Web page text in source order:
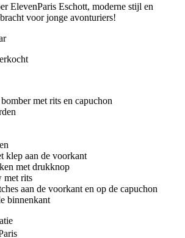
ElevenParis Eschott, moderne stijl en
voor jonge avonturiers!
met rits en capuchon
klep aan de voorkant
met drukknop
met rits
aan de voorkant en op de capuchon
binnenkant